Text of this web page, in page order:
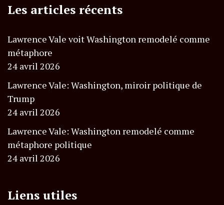
Les articles récents
Lawrence Vale voit Washington remodelé comme
métaphore
24 avril 2026
Lawrence Vale: Washington, miroir politique de
Trump
24 avril 2026
Lawrence Vale: Washington remodelé comme
métaphore politique
24 avril 2026
Liens utiles